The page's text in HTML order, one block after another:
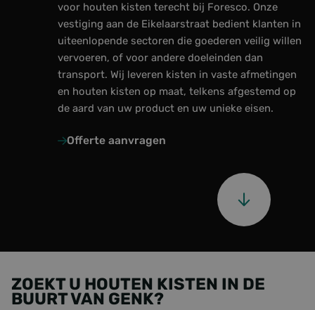
Sectoren
Wet- en regelgeving
Kennisbank
Over ons
Laatste updates
voor houten kisten terecht bij Foresco. Onze
vestiging aan de Eikelaarstraat bedient klanten in
uiteenlopende sectoren die goederen veilig willen
vervoeren, of voor andere doeleinden dan
transport. Wij leveren kisten in vaste afmetingen
en houten kisten op maat, telkens afgestemd op
de aard van uw product en uw unieke eisen.
Offerte aanvragen
ZOEKT U HOUTEN KISTEN IN DE
BUURT VAN GENK?